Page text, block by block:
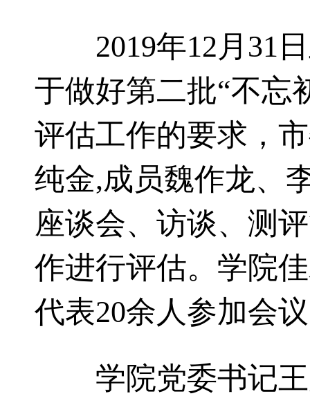
2019年12月31日
于做好第二批“不忘
评估工作的要求，
纯金,成员魏作龙、
座谈会、访谈、测
作进行评估。学院
代表20余人参加会
学院党委书记王